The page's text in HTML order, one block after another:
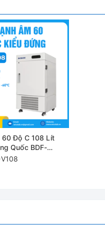
bảo quản khắt khe trong
-15 độ C / 2-8 độ C) và
60 Độ C 108 Lít
Quốc BDF-
Đứng